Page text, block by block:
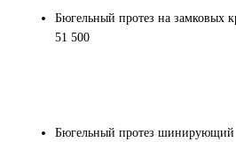
Бюгельный протез на замковых
51 500
Бюгельный протез шинирующий